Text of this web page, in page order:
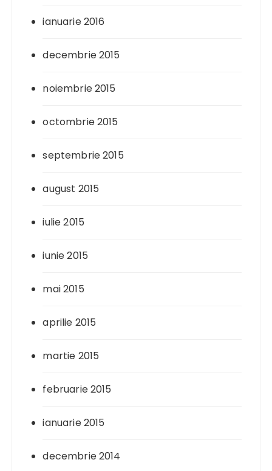
ianuarie 2016
decembrie 2015
noiembrie 2015
octombrie 2015
septembrie 2015
august 2015
iulie 2015
iunie 2015
mai 2015
aprilie 2015
martie 2015
februarie 2015
ianuarie 2015
decembrie 2014